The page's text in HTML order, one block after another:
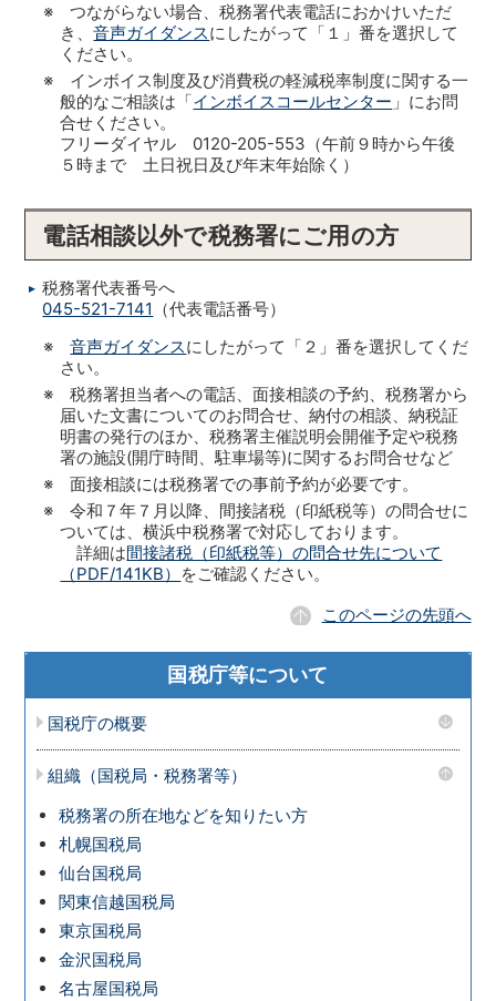
※ つながらない場合、税務署代表電話におかけいただ
き、音声ガイダンスにしたがって「１」番を選択して
ください。
※ インボイス制度及び消費税の軽減税率制度に関する一
般的なご相談は「インボイスコールセンター 」にお問
合せください。
フリーダイヤル 0120-205-553（午前９時から午後
５時まで 土日祝日及び年末年始除く）
電話相談以外で税務署にご用の方
税務署代表番号へ
045-521-7141 （代表電話番号）
※音声ガイダンスにしたがって「２」番を選択してくだ
さい。
※ 税務署担当者への電話、面接相談の予約、税務署から
届いた文書についてのお問合せ、納付の相談、納税証
明書の発行のほか、税務署主催説明会開催予定や税務
署の施設(開庁時間、駐車場等)に関するお問合せなど
※ 面接相談には税務署での事前予約が必要です。
※ 令和７年７月以降、間接諸税（印紙税等）の問合せに
ついては、横浜中税務署で対応しております。
詳細は間接諸税（印紙税等）の問合せ先について
（PDF/141KB） をご確認ください。
このページの先頭へ
国税庁等について
国税庁の概要
組織（国税局・税務署等）
税務署の所在地などを知りたい方
札幌国税局
仙台国税局
関東信越国税局
東京国税局
金沢国税局
名古屋国税局